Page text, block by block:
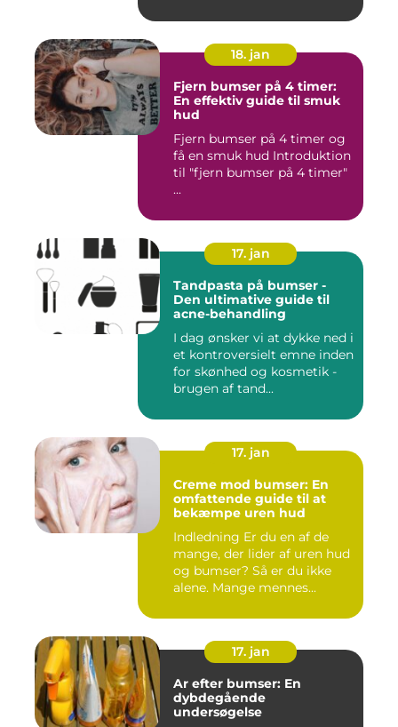
18. jan
Fjern bumser på 4 timer:
En effektiv guide til smuk
hud
Fjern bumser på 4 timer og
få en smuk hud Introduktion
til "fjern bumser på 4 timer"
...
17. jan
Tandpasta på bumser -
Den ultimative guide til
acne-behandling
I dag ønsker vi at dykke ned i
et kontroversielt emne inden
for skønhed og kosmetik -
brugen af tand...
17. jan
Creme mod bumser: En
omfattende guide til at
bekæmpe uren hud
Indledning Er du en af de
mange, der lider af uren hud
og bumser? Så er du ikke
alene. Mange mennes...
17. jan
Ar efter bumser: En
dybdegående
undersøgelse